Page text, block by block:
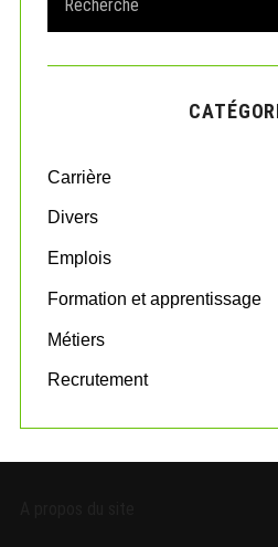
a
r
o
:
Carrière
Divers
Emplois
Formation et apprentissage
Métiers
Recrutement